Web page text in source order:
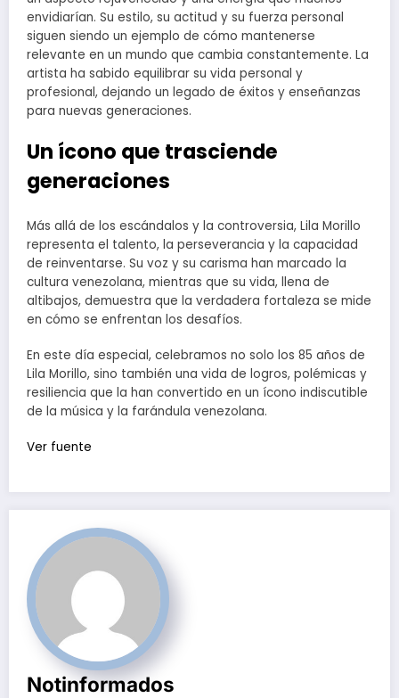
envidiarían. Su estilo, su actitud y su fuerza personal
siguen siendo un ejemplo de cómo mantenerse
relevante en un mundo que cambia constantemente. La
artista ha sabido equilibrar su vida personal y
profesional, dejando un legado de éxitos y enseñanzas
para nuevas generaciones.
Un ícono que trasciende
generaciones
Más allá de los escándalos y la controversia, Lila Morillo
representa el talento, la perseverancia y la capacidad
de reinventarse. Su voz y su carisma han marcado la
cultura venezolana, mientras que su vida, llena de
altibajos, demuestra que la verdadera fortaleza se mide
en cómo se enfrentan los desafíos.
En este día especial, celebramos no solo los 85 años de
Lila Morillo, sino también una vida de logros, polémicas y
resiliencia que la han convertido en un ícono indiscutible
de la música y la farándula venezolana.
Ver fuente
Notinformados